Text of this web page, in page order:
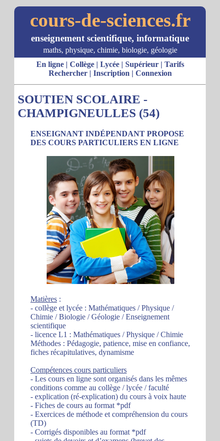
cours-de-sciences.fr
enseignement scientifique, informatique
maths, physique, chimie, biologie, géologie
En ligne| Collège| Lycée| Supérieur| Tarifs
Rechercher| Inscription | Connexion
SOUTIEN SCOLAIRE -
CHAMPIGNEULLES (54)
ENSEIGNANT INDÉPENDANT PROPOSE
DES COURS PARTICULIERS EN LIGNE
Matières :
- collège et lycée : Mathématiques / Physique /
Chimie / Biologie / Géologie / Enseignement
scientifique
- licence L1 : Mathématiques / Physique / Chimie
Méthodes : Pédagogie, patience, mise en confiance,
fiches récapitulatives, dynamisme
Compétences cours particuliers
- Les cours en ligne sont organisés dans les mêmes
conditions comme au collège / lycée / faculté
- explication (ré-explication) du cours à voix haute
- Fiches de cours au format *pdf
- Exercices de méthode et compréhension du cours
(TD)
- Corrigés disponibles au format *pdf